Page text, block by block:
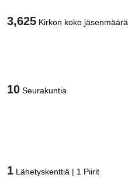
3,625 Kirkon koko jäsenmäärä
10 Seurakuntia
1 Lähetyskenttiä | 1 Piirit